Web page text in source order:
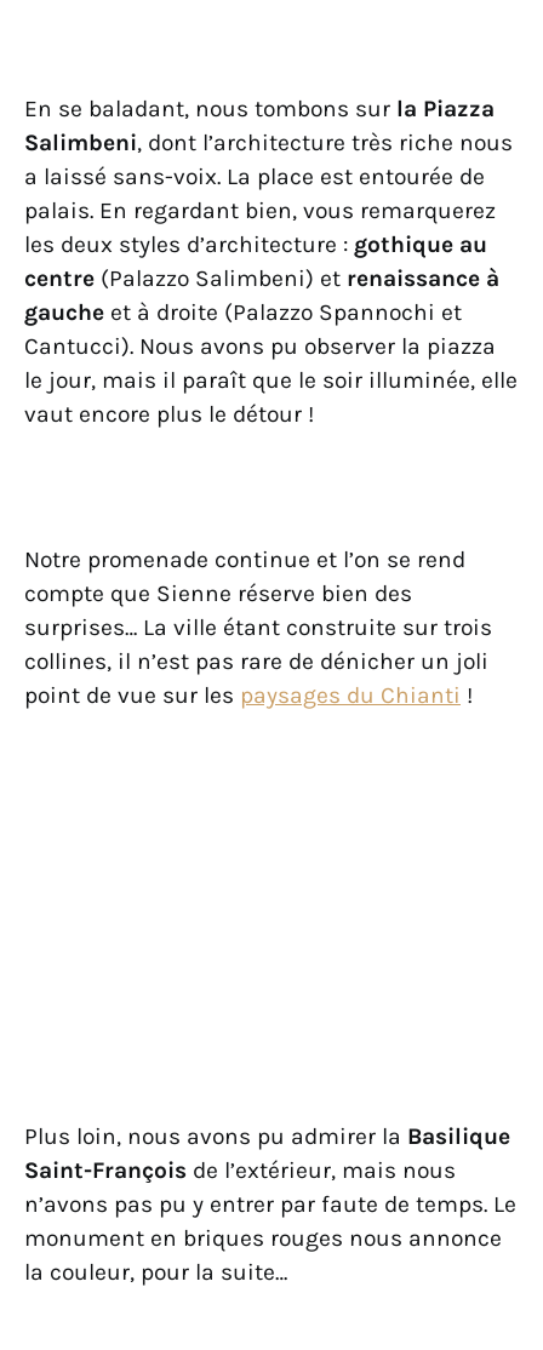
En se baladant, nous tombons sur la Piazza
Salimbeni, dont l’architecture très riche nous
a laissé sans-voix. La place est entourée de
palais. En regardant bien, vous remarquerez
les deux styles d’architecture : gothique au
centre (Palazzo Salimbeni) et renaissance à
gauche et à droite (Palazzo Spannochi et
Cantucci). Nous avons pu observer la piazza
le jour, mais il paraît que le soir illuminée, elle
vaut encore plus le détour !
Notre promenade continue et l’on se rend
compte que Sienne réserve bien des
surprises… La ville étant construite sur trois
collines, il n’est pas rare de dénicher un joli
point de vue sur les paysages du Chianti !
Plus loin, nous avons pu admirer la Basilique
Saint-François de l’extérieur, mais nous
n’avons pas pu y entrer par faute de temps. Le
monument en briques rouges nous annonce
la couleur, pour la suite…